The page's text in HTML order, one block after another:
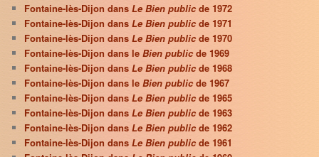
Fontaine-lès-Dijon dansLe Bien publicde 1972
Fontaine-lès-Dijon dansLe Bien publicde 1971
Fontaine-lès-Dijon dansLe Bien publicde 1970
Fontaine-lès-Dijon dans leBien public de 1969
Fontaine-lès-Dijon dansLe Bien publicde 1968
Fontaine-lès-Dijon dans leBien publicde 1967
Fontaine-lès-Dijon dansLe Bien publicde 1965
Fontaine-lès-Dijon dansLe Bien publicde 1963
Fontaine-lès-Dijon dansLe Bien publicde 1962
Fontaine-lès-Dijon dansLe Bien publicde 1961